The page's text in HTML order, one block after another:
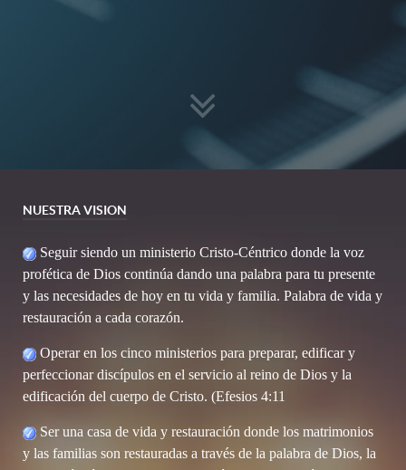
NUESTRA VISION
Seguir siendo un ministerio Cristo-Céntrico donde la voz
profética de Dios continúa dando una palabra para tu presente
y las necesidades de hoy en tu vida y familia. Palabra de vida y
restauración a cada corazón.
Operar en los cinco ministerios para preparar, edificar y
perfeccionar discípulos en el servicio al reino de Dios y la
edificación del cuerpo de Cristo. (Efesios 4:11
Ser una casa de vida y restauración donde los matrimonios
y las familias son restauradas a través de la palabra de Dios, la